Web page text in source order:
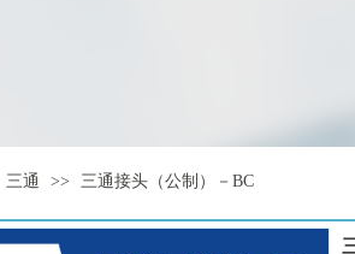
三通 >> 三通接头（公制）－BC